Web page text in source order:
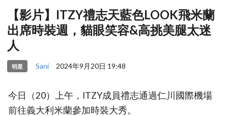
【影片】ITZY禮志天藍色LOOK飛米蘭
出席時裝週，貓眼笑容&高挑美腿太迷
人
明星 Sani 2024年9月20日 19:48
今日（20）上午，ITZY成員禮志通過仁川國際機場
前往義大利米蘭參加時裝大秀。